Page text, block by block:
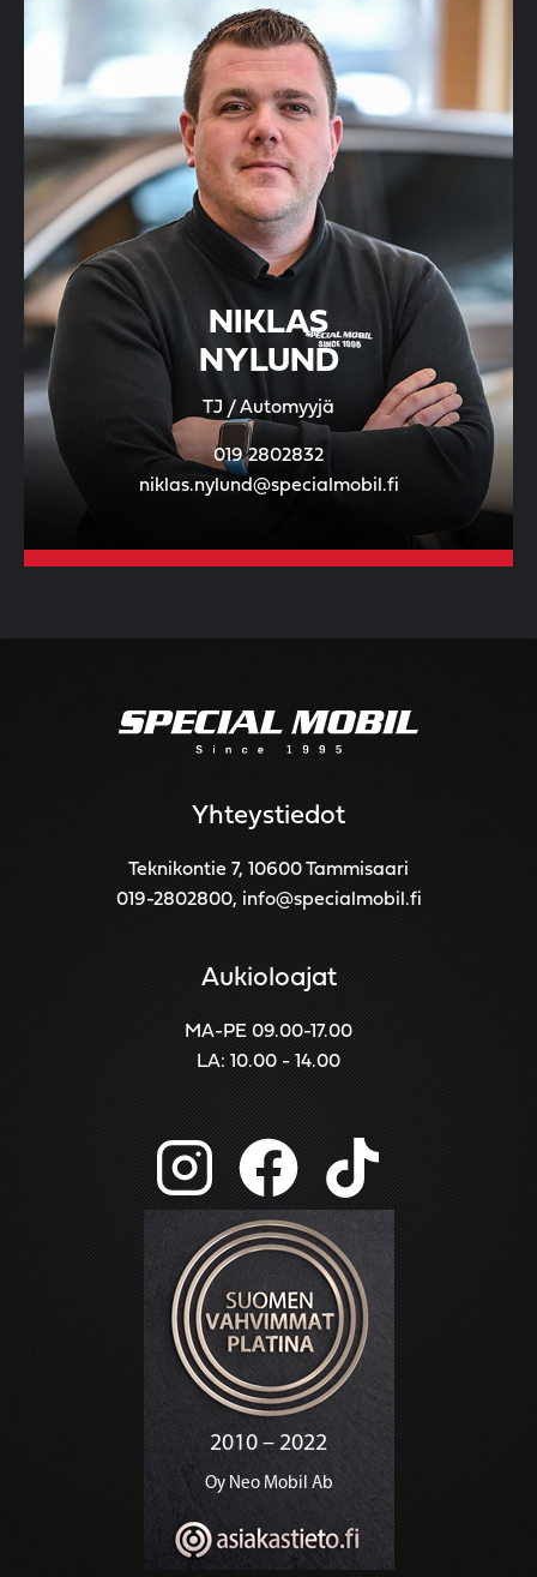
NIKLAS
NYLUND
TJ / Automyyjä
019 2802832
niklas.nylund@specialmobil.fi
Yhteystiedot
Teknikontie 7, 10600 Tammisaari
019-2802800, info@specialmobil.fi
Aukioloajat
MA-PE 09.00-17.00
LA: 10.00 - 14.00